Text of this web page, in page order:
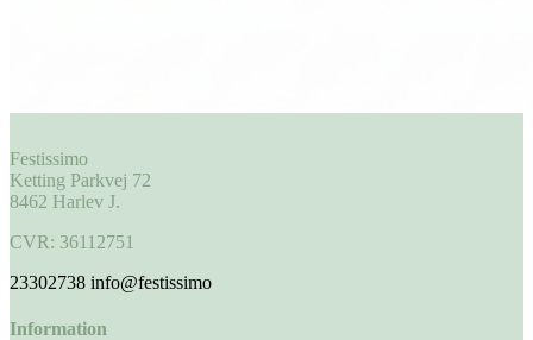
Festissimo
Ketting Parkvej 72
8462 Harlev J.
CVR: 36112751
23302738 info@festissimo
Information